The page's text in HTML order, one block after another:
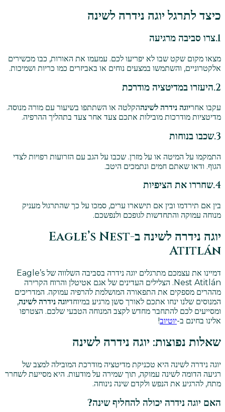
כיצד לתרגל יוגה נידרה לשינה
1.צרו סביבה מרגיעה
מצאו מקום שקט שבו לא יפריעו לכם. עמעמו את האורות, כבו מכשירים
אלקטרוניים, והשתמשו במצעים נוחים או באביזרים כמו כריות ושמיכות.
2. היעזרו במדיטציה מודרכת
עקבו אחריוגה נידרה לשינההקלטה או השתתפו בשיעור עם מורה מנוסה.
מדיטציות מודרכות מובילות אתכם צעד אחר צעד בתהליך ההרפיה.
3.שכבו בנוחות
התמקמו על המיטה או על מזרן. שכבו על הגב עם הזרועות רפויות לצדי
הגוף. ודאו שאתם חמים ונתמכים היטב.
4. שחררו את הציפיות
בין אם תירדמו ובין אם תישארו ערים, סמכו על כך שהתרגול מעניק
מנוחה עמוקה והתחדשות לגופכם ולנפשכם.
יוגה נידרה לשינה ב-Eagle’s Nest
Atitlán
דמיינו את עצמכם מתרגלים יוגה נידרה בסביבה השלווה של Eagle’s
Nest Atitlán. הצלילים העדינים של אגם אטיטלן והרוח הקרירה
מההרים מספקים את התפאורה המושלמת להרפיה עמוקה. המדריכים
המנוסים שלנו ינחו אתכם לאורך סשן מרגיע במיוחדיוגה נידרה לשינה,
ומסייעים לכם להתחבר מחדש לקצב המנוחה הטבעי שלכם. הצטרפו
אלינו בחינם ב-יוטיוב!
שאלות נפוצות: יוגה נידרה לשינה
יוגה נידרה לשינה היא טכניקת מדיטציה מודרכת המובילה למצב של
רגיעה הדומה לשינה עמוקה, תוך שמירה על מודעות. היא מסייעת לשחרר
מתח, להרגיע את הנפש ולקדם שינה נינוחה.
האם יוגה נידרה יכולה להחליף שינה?